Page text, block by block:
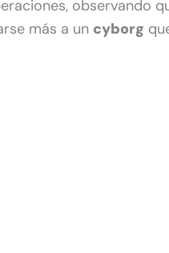
observando
más a un cyborg